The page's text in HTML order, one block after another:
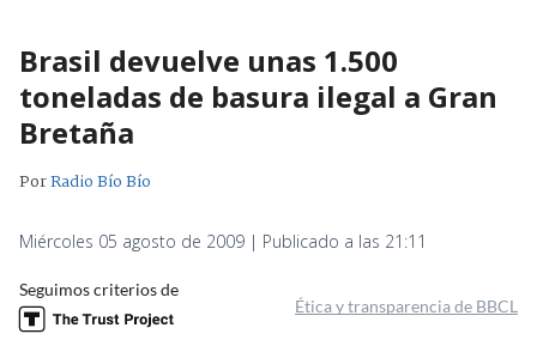
Brasil devuelve unas 1.500
toneladas de basura ilegal a Gran
Bretaña
PorRadio Bío Bío
Miércoles 05 agosto de 2009 | Publicado a las 21:11
Seguimos criterios de
Ética y transparencia de BBCL